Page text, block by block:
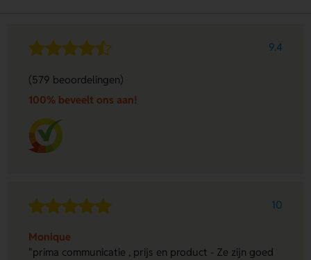
9.4
(579 beoordelingen)
100% beveelt ons aan!
10
Monique
"prima communicatie , prijs en product - Ze zijn goed